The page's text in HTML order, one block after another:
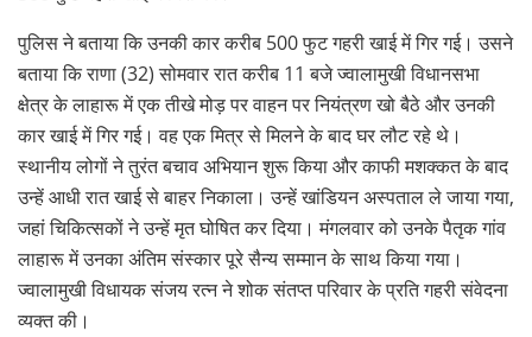
पुलिस ने बताया कि उनकी कार करीब 500 फुट गहरी खाई में गिर गई। उसने
बताया कि राणा (32) सोमवार रात करीब 11 बजे ज्वालामुखी विधानसभा
क्षेत्र के लाहारू में एक तीखे मोड़ पर वाहन पर नियंत्रण खो बैठे और उनकी
कार खाई में गिर गई। वह एक मित्र से मिलने के बाद घर लौट रहे थे।
स्थानीय लोगों ने तुरंत बचाव अभियान शुरू किया और काफी मशक्कत के बाद
उन्हें आधी रात खाई से बाहर निकाला। उन्हें खांडियन अस्पताल ले जाया गया,
जहां चिकित्सकों ने उन्हें मृत घोषित कर दिया। मंगलवार को उनके पैतृक गांव
लाहारू में उनका अंतिम संस्कार पूरे सैन्य सम्मान के साथ किया गया।
ज्वालामुखी विधायक संजय रत्न ने शोक संतप्त परिवार के प्रति गहरी संवेदना
व्यक्त की।